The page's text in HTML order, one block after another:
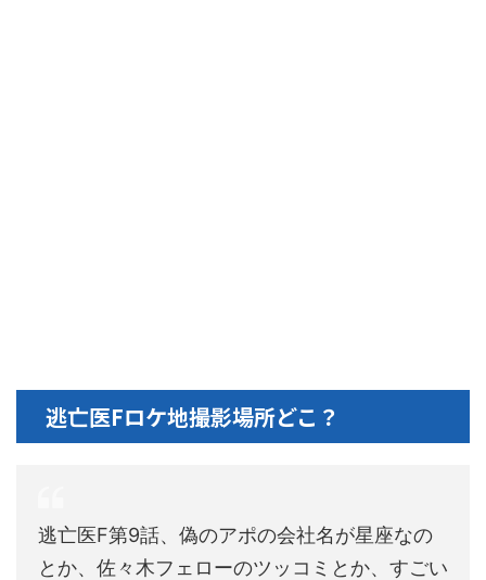
逃亡医Fロケ地撮影場所どこ？
逃亡医F第9話、偽のアポの会社名が星座なの
とか、佐々木フェローのツッコミとか、すごい